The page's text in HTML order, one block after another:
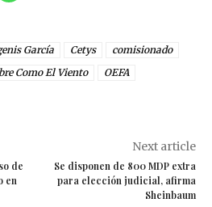
García Cetys
comisionado
Como El Viento
OEFA
de
en
Next article
Se disponen de 800 MDP extra
para elección judicial, afirma
Sheinbaum